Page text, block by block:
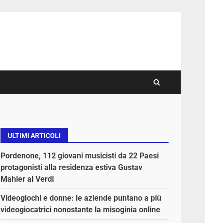
ULTIMI ARTICOLI
Pordenone, 112 giovani musicisti da 22 Paesi
protagonisti alla residenza estiva Gustav
Mahler al Verdi
Videogiochi e donne: le aziende puntano a più
videogiocatrici nonostante la misoginia online